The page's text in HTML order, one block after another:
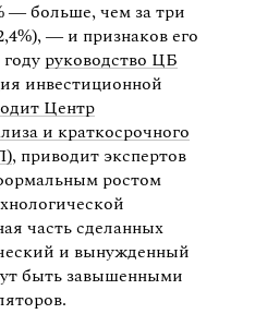
— больше, чем за три
— и признаков его
руководство ЦБ
инвестиционной
Центр
и краткосрочного
, приводит экспертов
ростом
часть сделанных
и вынужденный
быть завышенными